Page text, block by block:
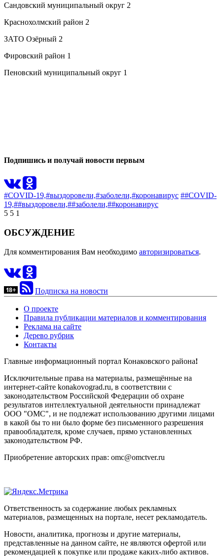
Сандовский муниципальный округ 2
Краснохолмский район 2
ЗАТО Озёрный 2
Фировский район 1
Пеновский муниципальный округ 1
Подпишись и получай новости первым
#COVID-19,#выздоровели,#заболели,#коронавирус ##COVID-
19,##выздоровели,##заболели,##коронавирус
5 5 1
ОБСУЖДЕНИЕ
Для комментирования Вам необходимо авторизироваться.
Подписка на новости
О проекте
Правила публикации материалов и комментирования
Реклама на сайте
Дерево рубрик
Контакты
Главные информационный портал Конаковского района!
Исключительные права на материалы, размещённые на
интернет-сайте konakovograd.ru, в соответствии с
законодательством Российской Федерации об охране
результатов интеллектуальной деятельности принадлежат
ООО "ОМС", и не подлежат использованию другими лицами
в какой бы то ни было форме без письменного разрешения
правообладателя, кроме случаев, прямо установленных
законодательством РФ.
Приобретение авторских прав: omc@omctver.ru
Ответственность за содержание любых рекламных
материалов, размещенных на портале, несет рекламодатель.
Новости, аналитика, прогнозы и другие материалы,
представленные на данном сайте, не являются офертой или
рекомендацией к покупке или продаже каких-либо активов.